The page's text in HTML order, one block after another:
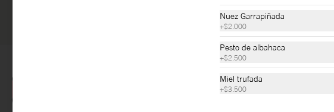
Nuez Garrapiñada
+$2.000
Pesto de albahaca
+$2.500
Miel trufada
+$3.500